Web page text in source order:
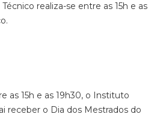
realiza-se entre as 15h e as
as 15h e as 19h30, o Instituto
receber o Dia dos Mestrados do